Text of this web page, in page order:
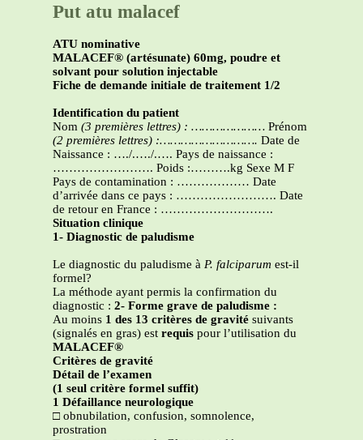
Put atu malacef
ATU nominative
MALACEF® (artésunate) 60mg, poudre et
solvant pour solution injectable
Fiche de demande initiale de traitement 1/2
Identification du patient
Nom (3 premières lettres) : ………………… Prénom
(2 premières lettres) :………………………. Date de
Naissance : …./.…./.…. Pays de naissance :
……………………. Poids :……….kg Sexe M F
Pays de contamination : ……………… Date
d’arrivée dans ce pays : ……………………. Date
de retour en France : ……………………….
Situation clinique
1- Diagnostic de paludisme
Le diagnostic du paludisme à P. falciparum est-il
formel?
La méthode ayant permis la confirmation du
diagnostic : 2- Forme grave de paludisme :
Au moins 1 des 13 critères de gravité suivants
(signalés en gras) est requis pour l’utilisation du
MALACEF®
Critères de gravité
Détail de l’examen
(1 seul critère formel suffit)
1 Défaillance neurologique
□ obnubilation, confusion, somnolence,
prostration